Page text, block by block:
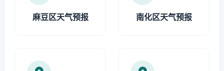
麻豆区天气预报 南化区天气预报